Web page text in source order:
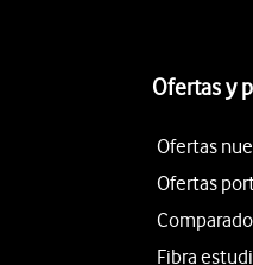
Ofertas y
Ofertas
Ofertas
Fibra